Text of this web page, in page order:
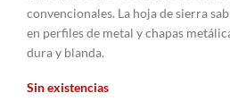
convencionales. La hoja de sierra
en perfiles de metal y chapas
dura y blanda.
Sin existencias